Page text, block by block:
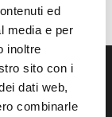
ed
media e per
inoltre
sito con i
dati web,
combinarle